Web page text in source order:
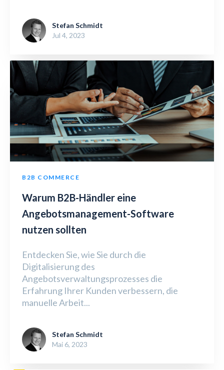
Stefan Schmidt
Jul 4, 2023
B2B COMMERCE
Warum B2B-Händler eine
Angebotsmanagement-Software
nutzen sollten
Entdecken Sie, wie Sie durch die
Digitalisierung des
Angebotsverwaltungsprozesses die
Erfahrung Ihrer Kunden verbessern, die
manuelle Arbeit...
Stefan Schmidt
Mai 6, 2023